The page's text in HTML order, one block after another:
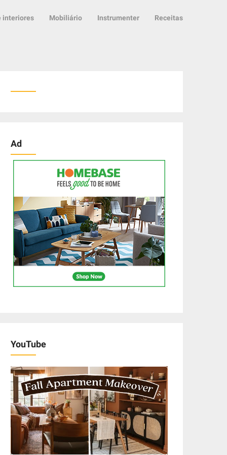
interiores Mobiliário Instrumenter Receitas
Ad
YouTube